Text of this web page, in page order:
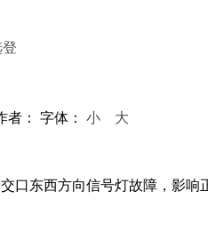
者： 字体： 小 大
口东西方向信号灯故障，影响